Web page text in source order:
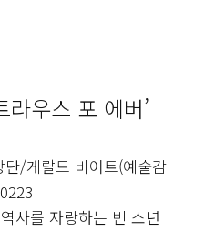
라우스 포 에버’
단/게랄드 비어트(예술감
사를 자랑하는 빈 소년